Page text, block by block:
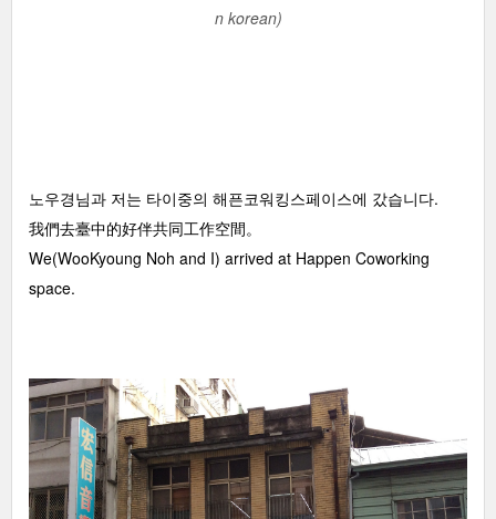
n korean)
노우경님과 저는 타이중의 해픈코워킹스페이스에 갔습니다.
我們去臺中的好伴共同工作空間。
We(WooKyoung Noh and I) arrived at Happen Coworking
space.